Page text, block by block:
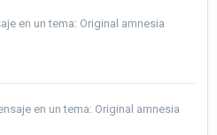
en un tema: Original amnesia
en un tema: Original amnesia